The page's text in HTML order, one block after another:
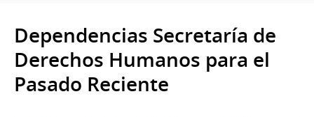
Dependencias Secretaría de
Derechos Humanos para el
Pasado Reciente